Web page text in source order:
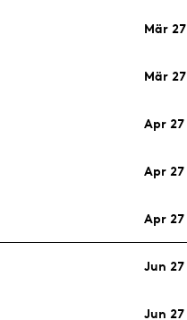
Mär 27
Mär 27
Apr 27
Apr 27
Apr 27
Jun 27
Jun 27